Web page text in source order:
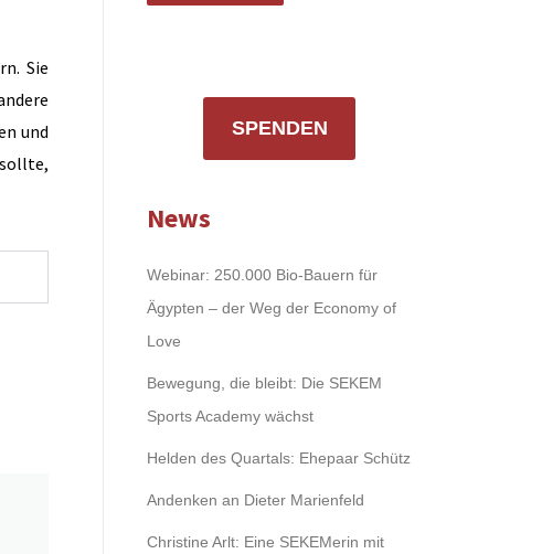
Sie
und
SPENDEN
News
Webinar: 250.000 Bio-Bauern für
Ägypten – der Weg der Economy of
Love
Bewegung, die bleibt: Die SEKEM
Sports Academy wächst
Helden des Quartals: Ehepaar Schütz
Andenken an Dieter Marienfeld
Christine Arlt: Eine SEKEMerin mit